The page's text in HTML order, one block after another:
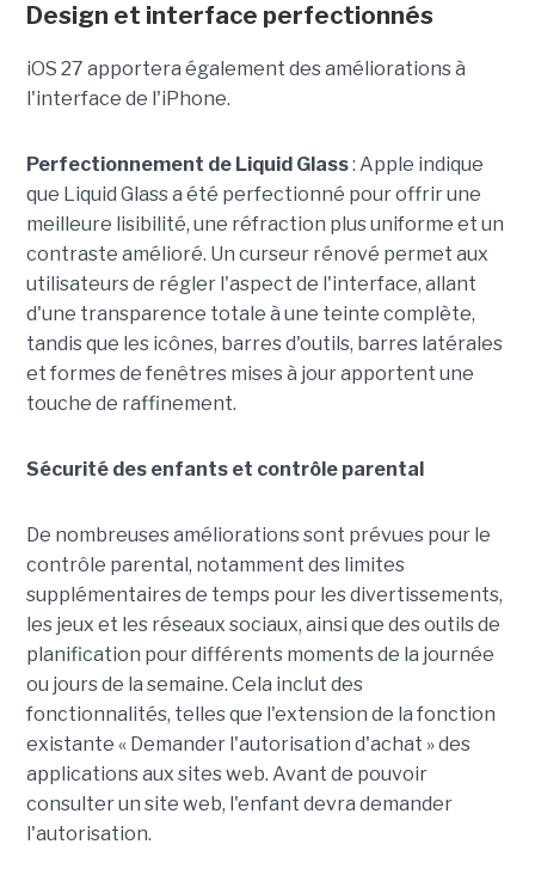
Design et interface perfectionnés
iOS 27 apportera également des améliorations à
l'interface de l'iPhone.
Perfectionnement de Liquid Glass: Apple indique
que Liquid Glass a été perfectionné pour offrir une
meilleure lisibilité, une réfraction plus uniforme et un
contraste amélioré. Un curseur rénové permet aux
utilisateurs de régler l'aspect de l'interface, allant
d'une transparence totale à une teinte complète,
tandis que les icônes, barres d'outils, barres latérales
et formes de fenêtres mises à jour apportent une
touche de raffinement.
Sécurité des enfants et contrôle parental
De nombreuses améliorations sont prévues pour le
contrôle parental, notamment des limites
supplémentaires de temps pour les divertissements,
les jeux et les réseaux sociaux, ainsi que des outils de
planification pour différents moments de la journée
ou jours de la semaine. Cela inclut des
fonctionnalités, telles que l'extension de la fonction
existante « Demander l'autorisation d'achat » des
applications aux sites web. Avant de pouvoir
consulter un site web, l'enfant devra demander
l'autorisation.